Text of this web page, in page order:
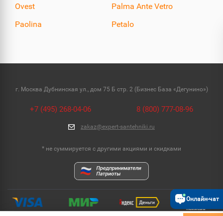
Ovest
Palma Ante Vetro
Paolina
Petalo
г. Москва Дубнинская ул., дом 75 Б стр. 2 (Бизнес База «Дегунино»)
+7 (495) 268-04-06 8 (800) 777-08-96
zakaz@expert-santehniki.ru
* не суммируется с другими акциями и скидками
Онлайн-чат